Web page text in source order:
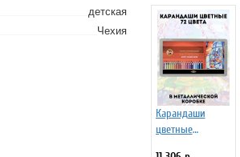
детская
Чехия
Карандаши
цветные